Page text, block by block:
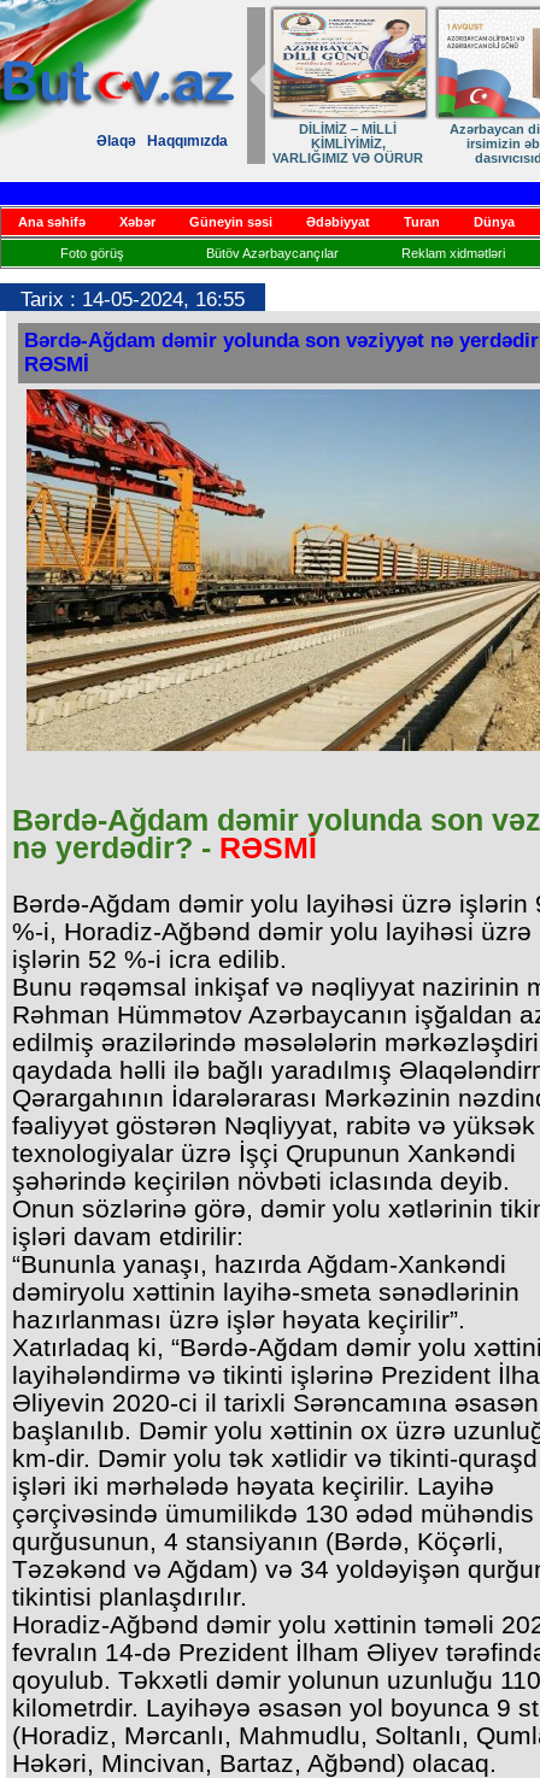
Əlaqə Haqqımızda
Zəfərdən Qayıdışa –
Həsrətin Sonu Yaxındır
ANA DİLİMİZ
Ana səhifə Xəbər Güneyin səsi Ədəbiyyat Turan Dünya
Foto görüş Bütöv Azərbaycançılar Reklam xidmətləri
Tarix : 14-05-2024, 16:55
Bərdə-Ağdam dəmir yolunda son vəziyyət nə
RƏSMİ
Bərdə-Ağdam dəmir yolunda son
nə yerdədir? - RƏSMİ
Bərdə-Ağdam dəmir yolu layihəsi üzrə işlərin
%-i, Horadiz-Ağbənd dəmir yolu layihəsi üzrə
işlərin 52 %-i icra edilib.
Bunu rəqəmsal inkişaf və nəqliyyat nazirinin
Rəhman Hümmətov Azərbaycanın işğaldan
edilmiş ərazilərində məsələlərin
qaydada həlli ilə bağlı yaradılmış
Qərargahının İdarələrarası Mərkəzinin
fəaliyyət göstərən Nəqliyyat, rabitə və yüksək
texnologiyalar üzrə İşçi Qrupunun Xankəndi
şəhərində keçirilən növbəti iclasında deyib.
Onun sözlərinə görə, dəmir yolu xətlərinin
işləri davam etdirilir:
“Bununla yanaşı, hazırda Ağdam-Xankəndi
dəmiryolu xəttinin layihə-smeta sənədlərinin
hazırlanması üzrə işlər həyata keçirilir”.
Xatırladaq ki, “Bərdə-Ağdam dəmir yolu
layihələndirmə və tikinti işlərinə Prezident
Əliyevin 2020-ci il tarixli Sərəncamına əsasən
başlanılıb. Dəmir yolu xəttinin ox üzrə
km-dir. Dəmir yolu tək xətlidir və tikinti-
işləri iki mərhələdə həyata keçirilir. Layihə
çərçivəsində ümumilikdə 130 ədəd mühəndis
qurğusunun, 4 stansiyanın (Bərdə, Köçərli,
Təzəkənd və Ağdam) və 34 yoldəyişən
tikintisi planlaşdırılır.
Horadiz-Ağbənd dəmir yolu xəttinin təməli
fevralın 14-də Prezident İlham Əliyev
qoyulub. Təkxətli dəmir yolunun uzunluğu
kilometrdir. Layihəyə əsasən yol boyunca 9
(Horadiz, Mərcanlı, Mahmudlu, Soltanlı,
Həkəri, Mincivan, Bartaz, Ağbənd) olacaq.